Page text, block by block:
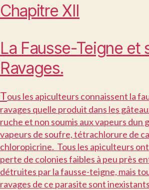
Chapitre XII
La Fausse-Teigne et
Ravages.
Tous les apiculteurs connaissent la
ravages quelle produit dans les
ruche et non soumis aux vapeurs dun
vapeurs de soufre, tétrachlorure de
chloropicrine. Tous les apiculteurs
perte de colonies faibles à peu près
détruites par la fausse-teigne, mais
ravages de ce parasite sont